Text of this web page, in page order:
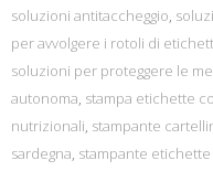
soluzioni antitaccheggio,
per avvolgere i rotoli di
soluzioni per proteggere le
autonoma, stampa etichette
nutrizionali, stampante
sardegna, stampante